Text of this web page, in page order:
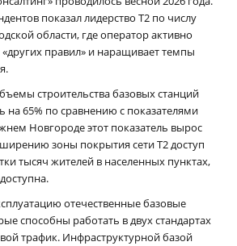
показал лидерство Т2 по числу
области, где оператор активно
правил» и наращивает темпы
строительства базовых станций
на 65% по сравнению с показателями
Новгороде этот показатель вырос
зоны покрытия сети Т2 доступ
тысяч жителей в населенных пунктах,
отечественные базовые
способны работать в двух стандартах
трафик. Инфраструктурной базой